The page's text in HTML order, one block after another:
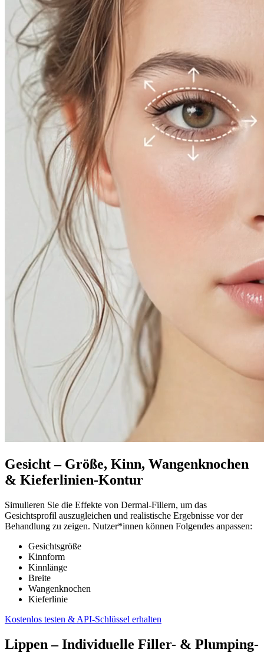
Gesicht – Größe, Kinn, Wangenknochen
& Kieferlinien-Kontur
Simulieren Sie die Effekte von Dermal-Fillern, um das
Gesichtsprofil auszugleichen und realistische Ergebnisse vor der
Behandlung zu zeigen. Nutzer*innen können Folgendes anpassen:
Gesichtsgröße
Kinnform
Kinnlänge
Breite
Wangenknochen
Kieferlinie
Kostenlos testen & API-Schlüssel erhalten
Lippen – Individuelle Filler- & Plumping-